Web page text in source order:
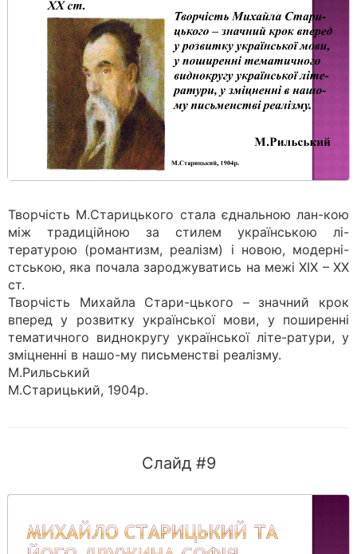
Творчість М.Старицького стала єднальною лан-кою
між традиційною за стилем українською лі-
тературою (романтизм, реалізм) і новою, модерні-
стською, яка почала зароджуватись на межі XIX – XX
ст.
Творчість Михайла Стари-цького – значний крок
вперед у розвитку української мови, у поширенні
тематичного виднокругу української літе-ратури, у
зміцненні в нашо-му письменстві реалізму.
М.Рильський
М.Старицький, 1904р.
Слайд #9